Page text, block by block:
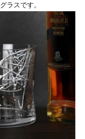
ラスです。